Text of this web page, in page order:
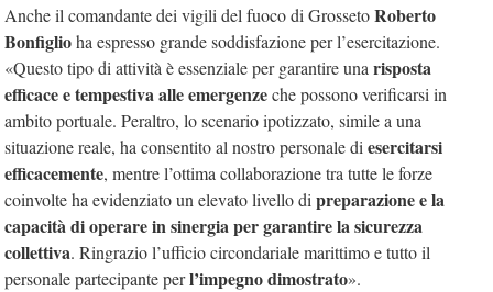
Anche il comandante dei vigili del fuoco di GrossetoRoberto
Bonfiglioha espresso grande soddisfazione per l’esercitazione.
«Questo tipo di attività è essenziale per garantire una risposta
efficace e tempestiva alle emergenzeche possono verificarsi in
ambito portuale. Peraltro, lo scenario ipotizzato, simile a una
situazione reale, ha consentito al nostro personale di esercitarsi
efficacemente, mentre l’ottima collaborazione tra tutte le forze
coinvolte ha evidenziato un elevato livello di preparazione e la
capacità di operare in sinergia per garantire la sicurezza
collettiva. Ringrazio l’ufficio circondariale marittimo e tutto il
personale partecipante perl’impegno dimostrato».